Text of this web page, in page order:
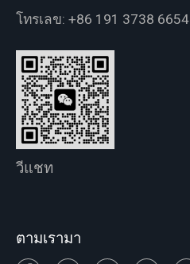
โทรเลข: +86 191 3738 6654
วีแชท
ตามเรามา